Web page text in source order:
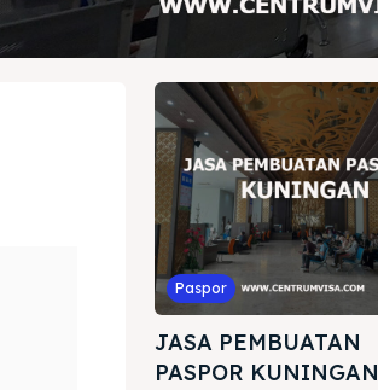
Paspor
JASA PEMBUATAN
PASPOR KUNINGAN